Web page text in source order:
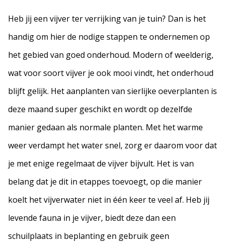
Heb jij een vijver ter verrijking van je tuin? Dan is het
handig om hier de nodige stappen te ondernemen op
het gebied van goed onderhoud. Modern of weelderig,
wat voor soort vijver je ook mooi vindt, het onderhoud
blijft gelijk. Het aanplanten van sierlijke oeverplanten is
deze maand super geschikt en wordt op dezelfde
manier gedaan als normale planten. Met het warme
weer verdampt het water snel, zorg er daarom voor dat
je met enige regelmaat de vijver bijvult. Het is van
belang dat je dit in etappes toevoegt, op die manier
koelt het vijverwater niet in één keer te veel af. Heb jij
levende fauna in je vijver, biedt deze dan een
schuilplaats in beplanting en gebruik geen